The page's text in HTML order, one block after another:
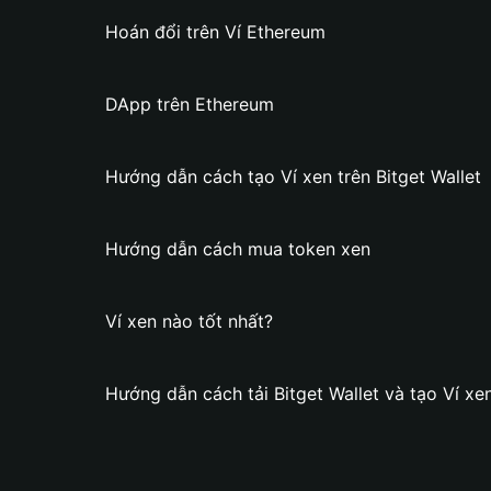
Hoán đổi trên Ví Ethereum
DApp trên Ethereum
Hướng dẫn cách tạo Ví xen trên Bitget Wallet
Hướng dẫn cách mua token xen
Ví xen nào tốt nhất?
Hướng dẫn cách tải Bitget Wallet và tạo Ví